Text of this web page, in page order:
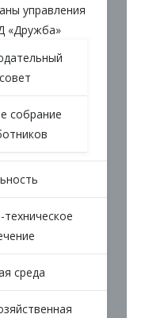
управления
совет
собрание
среда